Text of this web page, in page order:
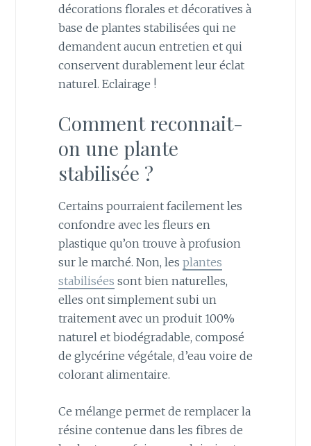
décorations florales et décoratives à
base de plantes stabilisées qui ne
demandent aucun entretien et qui
conservent durablement leur éclat
naturel. Eclairage !
Comment reconnait-
on une plante
stabilisée ?
Certains pourraient facilement les
confondre avec les fleurs en
plastique qu’on trouve à profusion
sur le marché. Non, les plantes
stabilisées sont bien naturelles,
elles ont simplement subi un
traitement avec un produit 100%
naturel et biodégradable, composé
de glycérine végétale, d’eau voire de
colorant alimentaire.
Ce mélange permet de remplacer la
résine contenue dans les fibres de